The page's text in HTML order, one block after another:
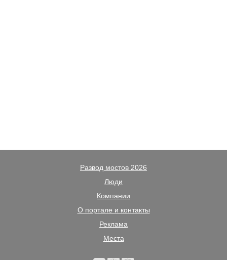
Развод мостов 2026
Люди
Компании
О портале и контакты
Реклама
Места